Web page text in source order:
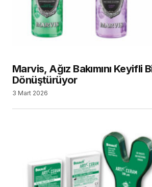
Marvis, Ağız Bakımını Keyifli
Dönüştürüyor
3 Mart 2026